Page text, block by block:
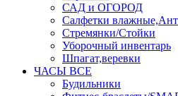
САД и ОГОРОД
Салфетки
Стремянки/Стойки
Уборочный инвентарь
Шпагат,веревки
ЧАСЫ ВСЕ
Будильники